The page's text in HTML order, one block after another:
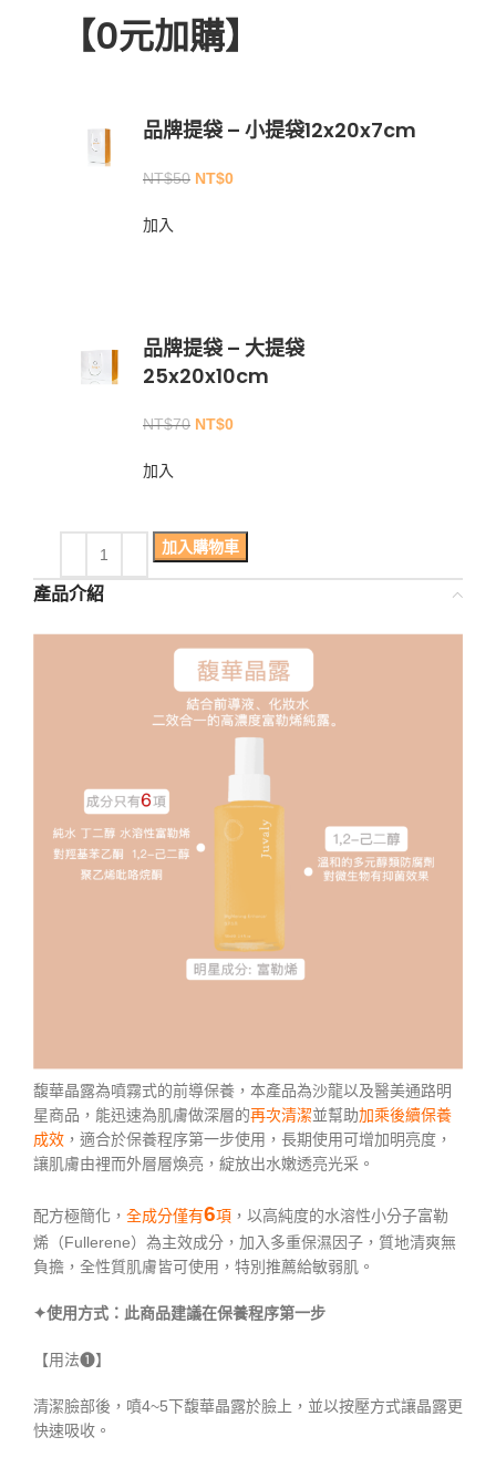
【0元加購】
品牌提袋 – 小提袋12x20x7cm
NT$50 NT$0
加入
品牌提袋 – 大提袋
25x20x10cm
NT$70 NT$0
加入
加入購物車
產品介紹
馥華晶露為噴霧式的前導保養，本產品為沙龍以及醫美通路明
星商品，能迅速為肌膚做深層的再次清潔並幫助加乘後續保養
成效 ，適合於保養程序第一步使用，長期使用可增加明亮度，
讓肌膚由裡而外層層煥亮，綻放出水嫩透亮光采。
配方極簡化， 全成分僅有6項 ，以高純度的水溶性小分子富勒
烯（Fullerene）為主效成分，加入多重保濕因子，質地清爽無
負擔，全性質肌膚皆可使用，特別推薦給敏弱肌。
✦使用方式：此商品建議在保養程序第一步
【用法❶】
清潔臉部後，噴4~5下馥華晶露於臉上，並以按壓方式讓晶露更
快速吸收。